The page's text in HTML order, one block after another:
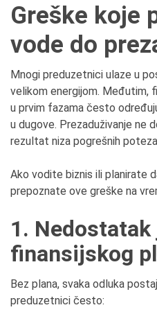
Greške koje
vode do
Mnogi preduzetnici ulaze u
velikom energijom. Međutim,
u prvim fazama često
u dugove. Prezaduživanje ne
rezultat niza pogrešnih
Ako vodite biznis ili planirate
prepoznate ove greške na
1. Nedostatak
finansijskog
Bez plana, svaka odluka
preduzetnici često: